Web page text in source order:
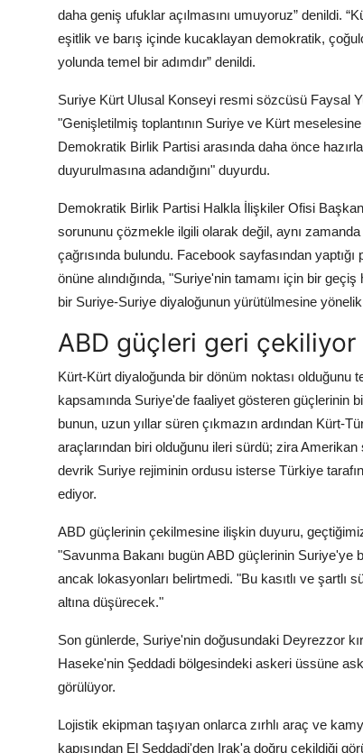
daha geniş ufuklar açılmasını umuyoruz” denildi.
eşitlik ve barış içinde kucaklayan demokratik,
yolunda temel bir adımdır” denildi.
Suriye Kürt Ulusal Konseyi resmi sözcüsü Faysal
"Genişletilmiş toplantının Suriye ve Kürt
Demokratik Birlik Partisi arasında daha önce
duyurulmasına adandığını" duyurdu.
Demokratik Birlik Partisi Halkla İlişkiler Ofisi
sorununu çözmekle ilgili olarak değil, aynı
çağrısında bulundu. Facebook sayfasından
önüne alındığında, "Suriye'nin tamamı için bir
bir Suriye-Suriye diyaloğunun yürütülmesine
ABD güçleri geri çekiliyor
Kürt-Kürt diyaloğunda bir dönüm noktası
kapsamında Suriye'de faaliyet gösteren güçlerinin
bunun, uzun yıllar süren çıkmazın ardından Kürt-
araçlarından biri olduğunu ileri sürdü; zira
devrik Suriye rejiminin ordusu isterse Türkiye
ediyor.
ABD güçlerinin çekilmesine ilişkin duyuru,
"Savunma Bakanı bugün ABD güçlerinin Suriye'ye
ancak lokasyonları belirtmedi. "Bu kasıtlı ve şartlı
altına düşürecek."
Son günlerde, Suriye'nin doğusundaki Deyrezzor
Haseke'nin Şeddadi bölgesindeki askeri üssüne
görülüyor.
Lojistik ekipman taşıyan onlarca zırhlı araç ve
kapısından El Şeddadi'den Irak'a doğru çekildiği